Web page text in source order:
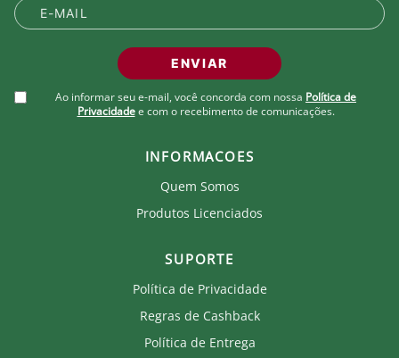
Ao comprar um produto oficial você fortalece seu
clube que recebe royalties com a venda de cada
ENVIAR
Ao informar seu e-mail, você concorda com nossa Política de
Privacidade e com o recebimento de comunicações.
INFORMACOES
Quem Somos
Produtos Licenciados
SUPORTE
Política de Privacidade
Regras de Cashback
Política de Entrega